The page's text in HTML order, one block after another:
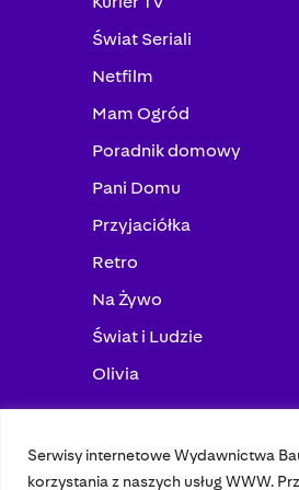
Serwisy internetowe Wydawnictwa
korzystania z naszych usług WWW.
Świat Seriali
Netfilm
Mam Ogród
Poradnik domowy
Pani Domu
Przyjaciółka
Retro
Na Żywo
Świat i Ludzie
Olivia
© 2023 Bauer Media Group,